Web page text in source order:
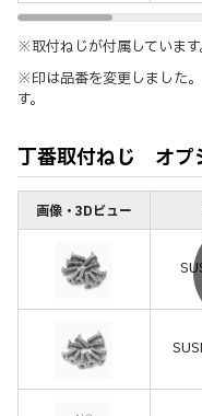
※取付ねじが付属しています
※印は品番を変更しました
す。
丁番取付ねじ オプ
画像・3Dビュー